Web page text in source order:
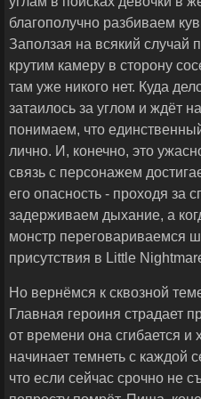
благополучно разбиваем
Заползая на всякий случай
крутим камеру в сторону
там уже никого нет. Куда
затаилось за углом и ждёт
понимаем, что
лично. И, конечно, это
связь с персонажем
его опасность - проходя за
задерживаем дыхание, а
монстр переговариваемся
присутствия в Little
Но вернёмся к сквозной
Главная героиня страдает
от времени она сгибается и
начинает темнеть с каждой
что если сейчас срочно не